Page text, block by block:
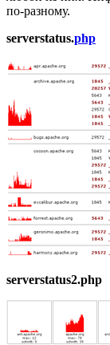
по-разному.
serverstatus.php
serverstatus2.php